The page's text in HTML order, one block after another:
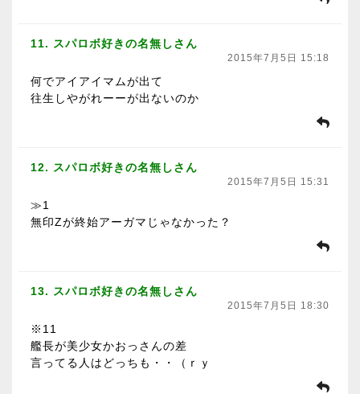
11. スパロボ好きの名無しさん
2015年7月5日 15:18
何でアイアイマムが出て
往生しやがれーーが出ないのか
12. スパロボ好きの名無しさん
2015年7月5日 15:31
≫1
無印Zが終始アーガマじゃなかった？
13. スパロボ好きの名無しさん
2015年7月5日 18:30
※11
艦長が美少女かおっさんの差
言ってる人はどっちも・・（ｒｙ